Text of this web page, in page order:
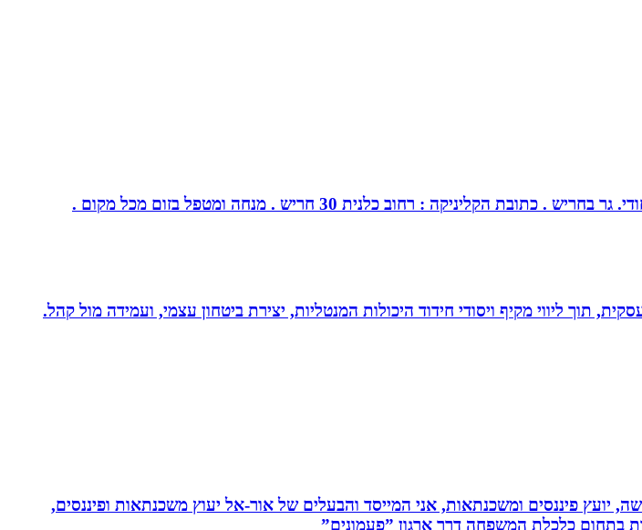
: רחוב כלנית 30 חריש . מנחה ומטפל בזום מכל מקום .
תוך ליווי מקיף ויסודי חידוד היכולות המנטליות, יצירת ביטחון עצמי, ועמידה מול קהל.
יועץ פיננסים ומשכנתאות, אני המייסד והבעלים של אור-אל יעוץ משכנתאות ופיננסים,
בתחום כלכלת המשפחה דרך ארגון ”פעמונים”